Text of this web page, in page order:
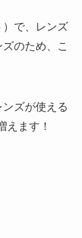
で、レンズ
のため、こ
ズが使える
えます！